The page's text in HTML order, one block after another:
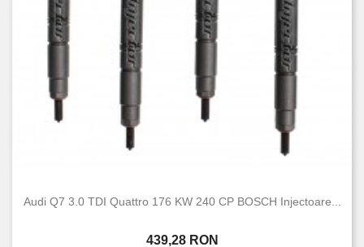
Audi Q7 3.0 TDI Quattro 176 KW 240 CP BOSCH Injectoare...
Pret
439,28 RON